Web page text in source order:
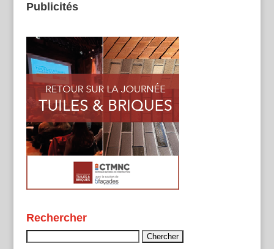
Publicités
Rechercher